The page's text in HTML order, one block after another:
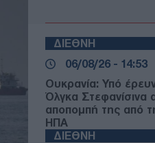
ΔΙΕΘΝΗ
06/08/26 - 14:53
Ουκρανία: Υπό
Όλγκα Στεφανίσινα
αποπομπή της από
ΗΠΑ
ΔΙΕΘΝΗ